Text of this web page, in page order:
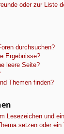
oder zur Liste
durchsuchen?
Ergebnisse?
leere Seite?
Themen finden?
Lesezeichen und
setzen oder ein